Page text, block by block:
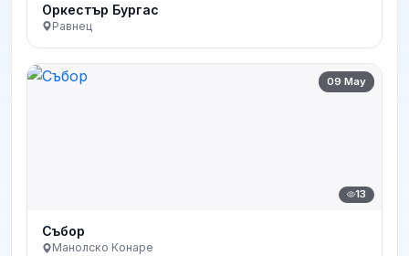
Оркестър Бургас
Равнец
09 May
13
Събор
Манолско Конаре